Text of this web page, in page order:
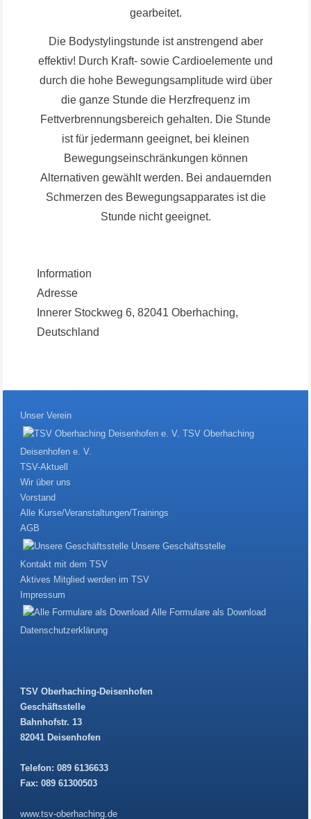
gearbeitet.
Die Bodystylingstunde ist anstrengend aber
effektiv! Durch Kraft- sowie Cardioelemente und
durch die hohe Bewegungsamplitude wird über
die ganze Stunde die Herzfrequenz im
Fettverbrennungsbereich gehalten. Die Stunde
ist für jedermann geeignet, bei kleinen
Bewegungseinschränkungen können
Alternativen gewählt werden. Bei andauernden
Schmerzen des Bewegungsapparates ist die
Stunde nicht geeignet.
Information
Adresse
Innerer Stockweg 6, 82041 Oberhaching,
Deutschland
Unser Verein
TSV Oberhaching
Deisenhofen e. V.
TSV-Aktuell
Wir über uns
Vorstand
Alle Kurse/Veranstaltungen/Trainings
AGB
Unsere Geschäftsstelle
Kontakt mit dem TSV
Aktives Mitglied werden im TSV
Impressum
Alle Formulare als Download
Datenschutzerklärung
TSV Oberhaching-Deisenhofen
Geschäftsstelle
Bahnhofstr. 13
82041 Deisenhofen
Telefon: 089 6136633
Fax: 089 61300503
www.tsv-oberhaching.de